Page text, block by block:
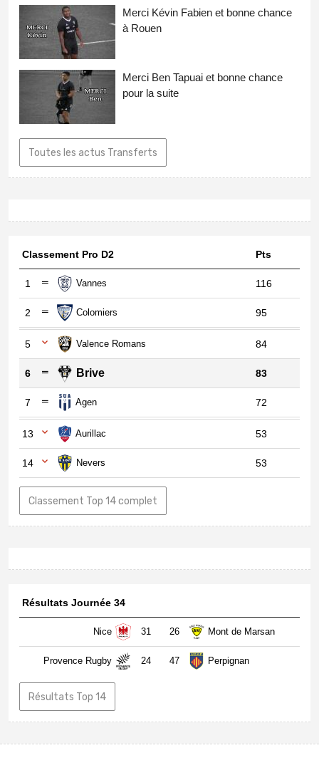
Merci Kévin Fabien et bonne chance
à Rouen
Merci Ben Tapuai et bonne chance
pour la suite
Toutes les actus Transferts
Classement Pro D2 Pts
1 Vannes 116
2 Colomiers 95
5 Valence Romans 84
6 Brive 83
7 Agen 72
13 Aurillac 53
14 Nevers 53
Classement Top 14 complet
Résultats Journée 34
Nice 31 26 Mont de Marsan
Provence Rugby 24 47 Perpignan
Résultats Top 14